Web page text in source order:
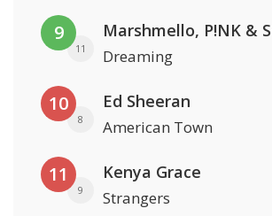
9
11
Marshmello, P!NK &
Dreaming
10
8
Ed Sheeran
American Town
11
9
Kenya Grace
Strangers